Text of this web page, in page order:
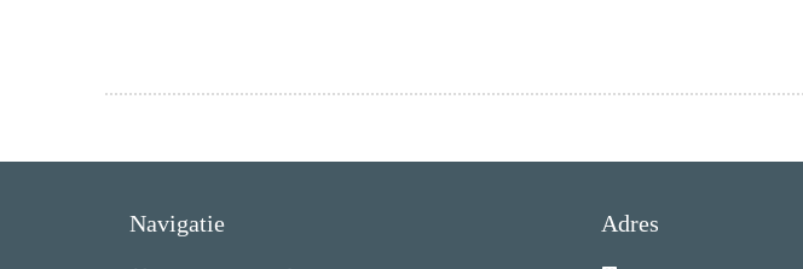
Navigatie Adres